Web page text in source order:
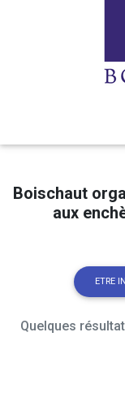
Boischaut
aux
ETRE
Quelques